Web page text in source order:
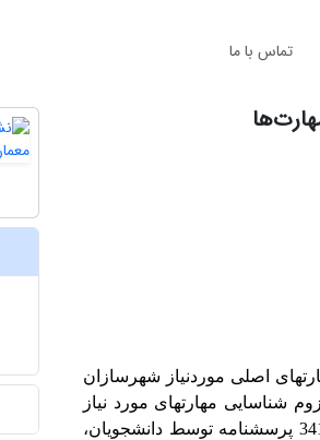
تماس با ما
اصلی موردنیاز شهرسازان
شناسایی مهارت­های مورد نیاز
شهرسازان در این کشورها را افزایش می­دهد. برای شناخت مهم­ترین مهارت­های شهرسازان در ایران مجموعاً 341 پرسشنامه توسط دانشجویان،